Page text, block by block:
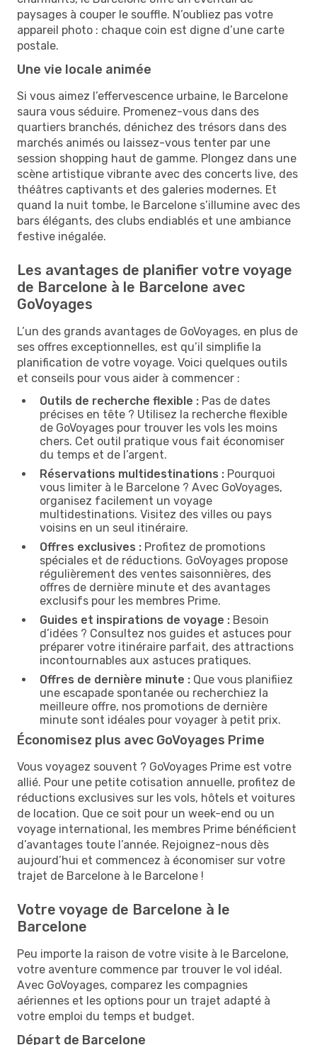
paysages à couper le souffle. N’oubliez pas votre
appareil photo : chaque coin est digne d’une carte
postale.
Une vie locale animée
Si vous aimez l’effervescence urbaine, le Barcelone
saura vous séduire. Promenez-vous dans des
quartiers branchés, dénichez des trésors dans des
marchés animés ou laissez-vous tenter par une
session shopping haut de gamme. Plongez dans une
scène artistique vibrante avec des concerts live, des
théâtres captivants et des galeries modernes. Et
quand la nuit tombe, le Barcelone s’illumine avec des
bars élégants, des clubs endiablés et une ambiance
festive inégalée.
Les avantages de planifier votre voyage
de Barcelone à le Barcelone avec
GoVoyages
L’un des grands avantages de GoVoyages, en plus de
ses offres exceptionnelles, est qu’il simplifie la
planification de votre voyage. Voici quelques outils
et conseils pour vous aider à commencer :
Outils de recherche flexible : Pas de dates
précises en tête ? Utilisez la recherche flexible
de GoVoyages pour trouver les vols les moins
chers. Cet outil pratique vous fait économiser
du temps et de l’argent.
Réservations multidestinations : Pourquoi
vous limiter à le Barcelone ? Avec GoVoyages,
organisez facilement un voyage
multidestinations. Visitez des villes ou pays
voisins en un seul itinéraire.
Offres exclusives : Profitez de promotions
spéciales et de réductions. GoVoyages propose
régulièrement des ventes saisonnières, des
offres de dernière minute et des avantages
exclusifs pour les membres Prime.
Guides et inspirations de voyage : Besoin
d’idées ? Consultez nos guides et astuces pour
préparer votre itinéraire parfait, des attractions
incontournables aux astuces pratiques.
Offres de dernière minute : Que vous planifiiez
une escapade spontanée ou recherchiez la
meilleure offre, nos promotions de dernière
minute sont idéales pour voyager à petit prix.
Économisez plus avec GoVoyages Prime
Vous voyagez souvent ? GoVoyages Prime est votre
allié. Pour une petite cotisation annuelle, profitez de
réductions exclusives sur les vols, hôtels et voitures
de location. Que ce soit pour un week-end ou un
voyage international, les membres Prime bénéficient
d’avantages toute l’année. Rejoignez-nous dès
aujourd’hui et commencez à économiser sur votre
trajet de Barcelone à le Barcelone !
Votre voyage de Barcelone à le
Barcelone
Peu importe la raison de votre visite à le Barcelone,
votre aventure commence par trouver le vol idéal.
Avec GoVoyages, comparez les compagnies
aériennes et les options pour un trajet adapté à
votre emploi du temps et budget.
Départ de Barcelone